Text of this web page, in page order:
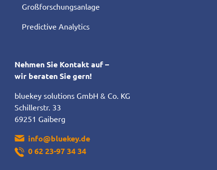
Großforschungsanlage
Predictive Analytics
Nehmen Sie Kontakt auf –
wir beraten Sie gern!
bluekey solutions GmbH & Co. KG
Schillerstr. 33
69251 Gaiberg
info@bluekey.de
0 62 23-97 34 34